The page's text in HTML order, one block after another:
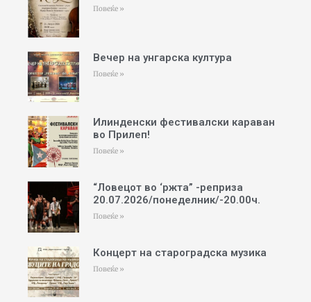
Повеќе »
Вечер на унгарска култура
Повеќе »
Илинденски фестивалски караван
во Прилеп!
Повеќе »
“Ловецот во ‘ржта” -реприза
20.07.2026/понеделник/-20.00ч.
Повеќе »
Концерт на староградска музика
Повеќе »